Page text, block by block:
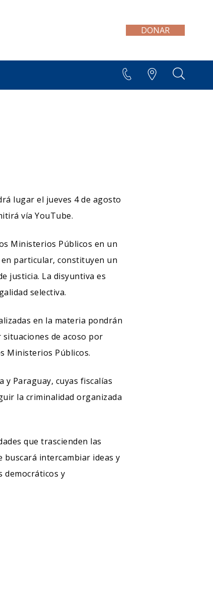
DONAR
SEGUINOS EN:
lugar el jueves 4 de agosto
vía YouTube.
Ministerios Públicos en un
particular, constituyen un
justicia. La disyuntiva es
selectiva.
en la materia pondrán
de acoso por
Ministerios Públicos.
y Paraguay, cuyas fiscalías
la criminalidad organizada
que trascienden las
buscará intercambiar ideas y
democráticos y